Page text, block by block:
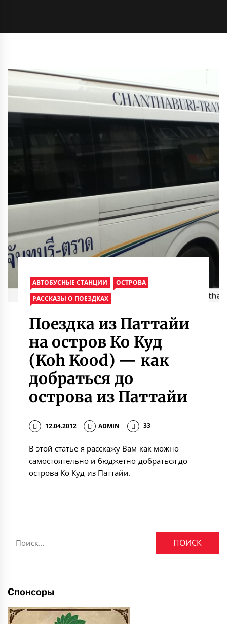
АВТОБУСНЫЕ СТАНЦИИ
ОСТРОВА
РАССКАЗЫ О ПОЕЗДКАХ
Поездка из Паттайи
на остров Ко Куд
(Koh Kood) — как
добраться до
острова из Паттайи
12.04.2012 ADMIN 33
В этой статье я расскажу Вам как можно
самостоятельно и бюджетно добраться до
острова Ко Куд из Паттайи.
Спонсоры